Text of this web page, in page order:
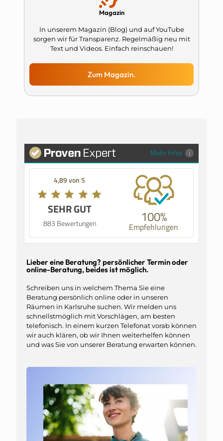
Magazin
In unserem Magazin (Blog) und auf YouTube
sorgen wir für Transparenz. Regelmäßig neu mit
Text und Videos. Einfach reinschauen!
Zum Magazin.
Mehr Infos
4,89 von 5
SEHR GUT
883 Bewertungen 100%
Empfehlungen
Lieber eine Beratung? persönlicher Termin oder
online-Beratung, beides ist möglich.
Schreiben uns in welchem Thema Sie eine
Beratung persönlich online oder in unseren
Räumen in Karlsruhe suchen. Wir melden uns
schnellstmöglich mit Vorschlägen, am besten
telefonisch. In einem kurzen Telefonat vorab können
wir auch klären, ob wir Ihnen weiterhelfen können
und was Sie von unserer Beratung erwarten können.